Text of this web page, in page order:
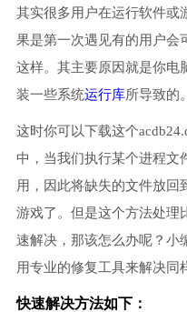
其实很多用户在运行软件或
果是第一次遇见有的用户会
这样。其主要原因就是你电
装一些系统运行库所导致的。
这时你可以下载这个
中，当我们执行某个进程文
用，因此将缺失的文件放回
游戏了。但是这个方法处理
速解决，那该怎么办呢？小
用专业的修复工具来解决同
快速解决方法如下：